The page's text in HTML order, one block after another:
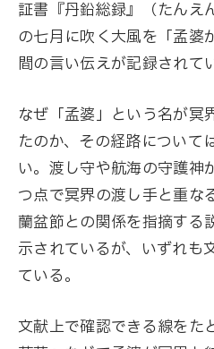
証書『丹鉛総録』（たんえ
の七月に吹く大風を「孟婆
間の言い伝えが記録されて
なぜ「孟婆」という名が冥
たのか、その経路について
い。渡し守や航海の守護神
つ点で冥界の渡し手と重な
蘭盆節との関係を指摘する
示されているが、いずれも
ている。
文献上で確認できる線をた